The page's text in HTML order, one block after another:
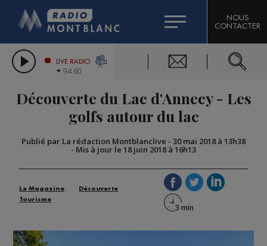
LES CHRONIQUES DE L'EXPERT
CITIZEN MACHINERY
GRAND MASSIF DOMAINES SKIABLES
BIGARD
COMPAGNIE DU MONT-BLANC
NOUS
CONTACTER
LIVE RADIO
94.60
Découverte du Lac d'Annecy - Les
golfs autour du lac
Publié par La rédaction Montblanclive - 30 mai 2018 à 13h38
- Mis à jour le 18 juin 2018 à 16h13
Le Magazine
Découverte
Tourisme